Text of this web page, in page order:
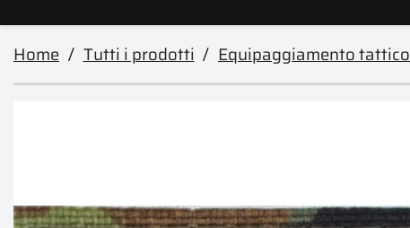
Home Tutti i prodotti Equipaggiamento tattico